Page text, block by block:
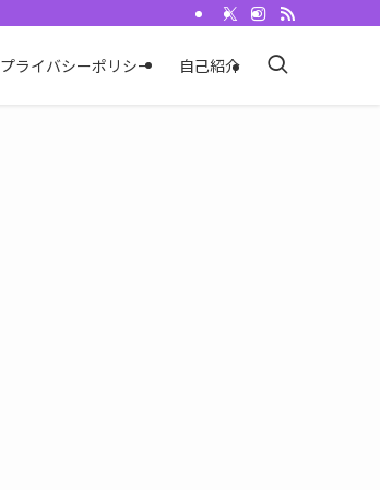
プライバシーポリシー 自己紹介